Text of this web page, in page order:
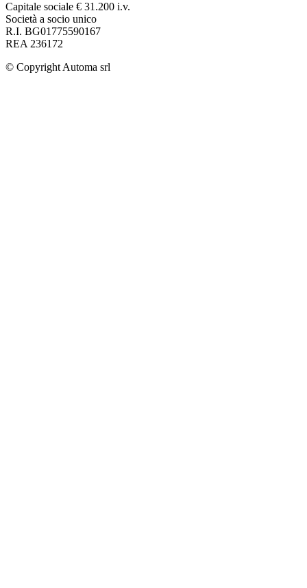
Capitale sociale € 31.200 i.v.
Società a socio unico
R.I. BG01775590167
REA 236172
© Copyright Automa srl